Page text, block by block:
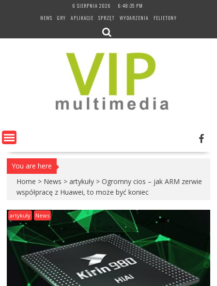
6 SIERPNIA 2026
6:48:36 PM
NEWS
GRY APLIKACJE SPRZĘT WYDARZENIA FELIETONY
You are here
Home > News > artykuły > Ogromny cios – jak ARM zerwie
współpracę z Huawei, to może być koniec
artykuły News